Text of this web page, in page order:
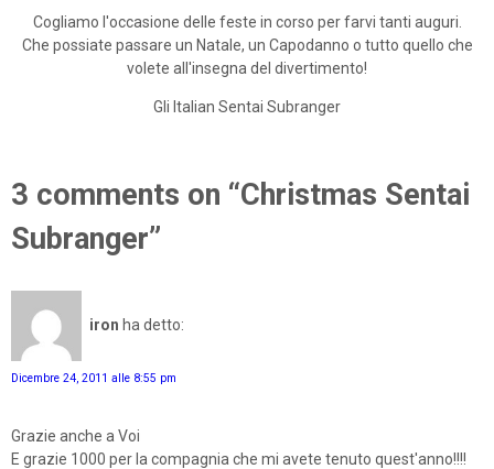
Cogliamo l'occasione delle feste in corso per farvi tanti auguri.
Che possiate passare un Natale, un Capodanno o tutto quello che
volete all'insegna del divertimento!
Gli Italian Sentai Subranger
3 comments on “Christmas Sentai
Subranger”
iron ha detto:
Dicembre 24, 2011 alle 8:55 pm
Grazie anche a Voi
E grazie 1000 per la compagnia che mi avete tenuto quest'anno!!!!